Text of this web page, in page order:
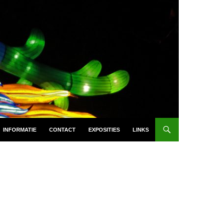
INFORMATIE CONTACT EXPOSITIES LINKS